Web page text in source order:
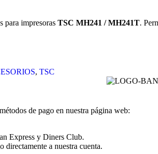
para impresoras TSC MH241 / MH241T.
, TSC
de pago en nuestra página web:
Express y Diners Club.
directamente a nuestra cuenta.